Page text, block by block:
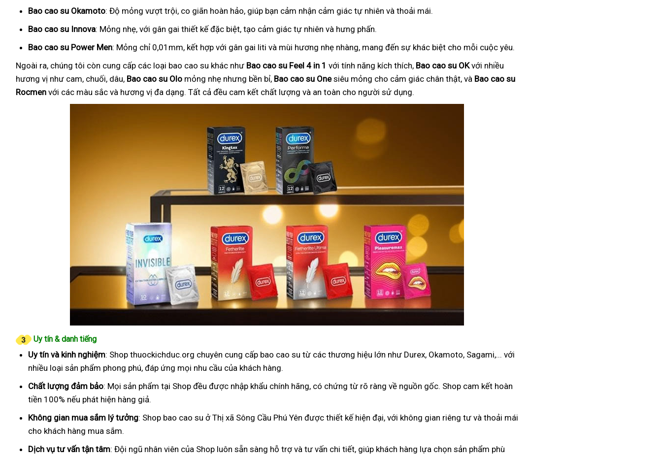
Bao cao su Okamoto: Độ mỏng vượt trội, co giãn hoàn hảo, giúp bạn cảm nhận cảm giác tự nhiên và thoải mái.
Bao cao su Innova: Mỏng nhẹ, với gân gai thiết kế đặc biệt, tạo cảm giác tự nhiên và hưng phấn.
Bao cao su Power Men: Mỏng chỉ 0,01mm, kết hợp với gân gai liti và mùi hương nhẹ nhàng, mang đến sự khác biệt cho mỗi cuộc yêu.
Ngoài ra, chúng tôi còn cung cấp các loại bao cao su khác như Bao cao su Feel 4 in 1 với tính năng kích thích, Bao cao su OKvới nhiều
hương vị như cam, chuối, dâu, Bao cao su Olo mỏng nhẹ nhưng bền bỉ, Bao cao su Onesiêu mỏng cho cảm giác chân thật, và Bao cao su
Rocmen với các màu sắc và hương vị đa dạng. Tất cả đều cam kết chất lượng và an toàn cho người sử dụng.
Uy tín & danh tiếng
Uy tín và kinh nghiệm: Shop thuockichduc.org chuyên cung cấp bao cao su từ các thương hiệu lớn như Durex, Okamoto, Sagami,... với
nhiều loại sản phẩm phong phú, đáp ứng mọi nhu cầu của khách hàng.
Chất lượng đảm bảo: Mọi sản phẩm tại Shop đều được nhập khẩu chính hãng, có chứng từ rõ ràng về nguồn gốc. Shop cam kết hoàn
tiền 100% nếu phát hiện hàng giả.
Không gian mua sắm lý tưởng: Shop bao cao su ở Thị xã Sông Cầu Phú Yên được thiết kế hiện đại, với không gian riêng tư và thoải mái
cho khách hàng mua sắm.
Dịch vụ tư vấn tận tâm: Đội ngũ nhân viên của Shop luôn sẵn sàng hỗ trợ và tư vấn chi tiết, giúp khách hàng lựa chọn sản phẩm phù